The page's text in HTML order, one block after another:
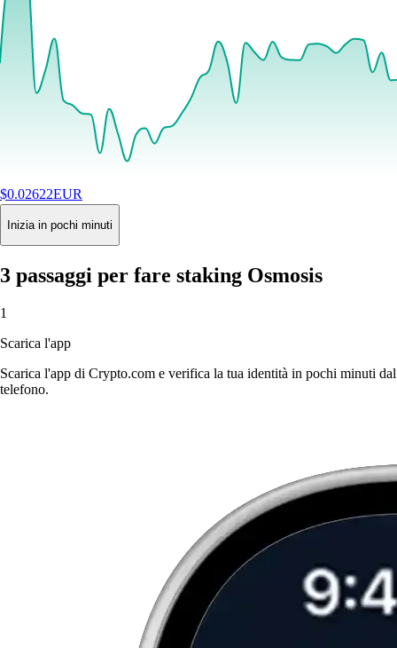
$0.02622EUR
+0.54%24H
Buy
Inizia in pochi minuti
3 passaggi per fare staking Osmosis
1
Scarica l'app
Scarica l'app di Crypto.com e verifica la tua identità in pochi minuti dal
telefono.